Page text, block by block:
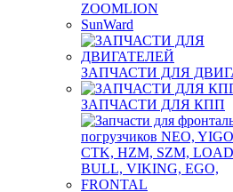
ZOOMLION
SunWard
ЗАПЧАСТИ ДЛЯ
ЗАПЧАСТИ ДЛЯ КПП